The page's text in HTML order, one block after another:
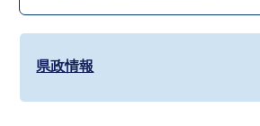
県政情報